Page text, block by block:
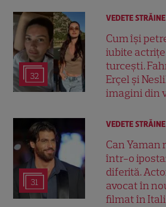
32
VEDETE STRĂINE
Cum își
iubite
turcești.
Erçel și
imagini din
31
VEDETE STRĂINE
Can Yaman
într-o
diferită.
avocat în
filmat în